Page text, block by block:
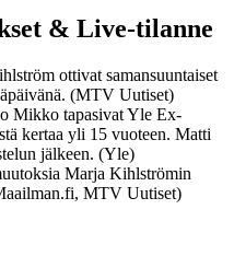
& Live-tilanne
ottivat samansuuntaiset
(MTV Uutiset)
Mikko tapasivat Yle Ex-
kertaa yli 15 vuoteen. Matti
jälkeen. (Yle)
Marja Kihlströmin
MTV Uutiset)